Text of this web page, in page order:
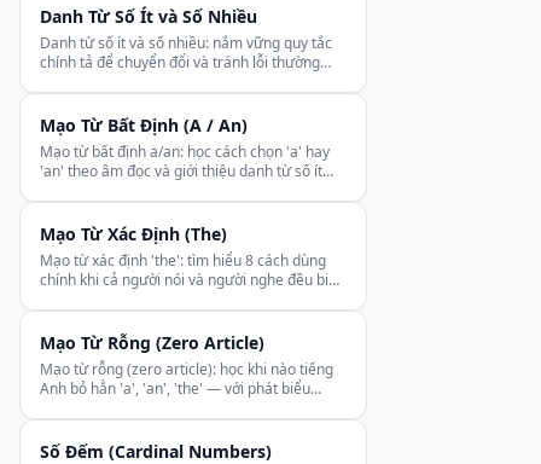
Danh Từ Số Ít và Số Nhiều
Danh từ số ít và số nhiều: nắm vững quy tắc
chính tả để chuyển đổi và tránh lỗi thường
Mạo Từ Bất Định (A / An)
Mạo từ bất định a/an: học cách chọn 'a' hay
'an' theo âm đọc và giới thiệu danh từ số ít
Mạo Từ Xác Định (The)
Mạo từ xác định 'the': tìm hiểu 8 cách dùng
chính khi cả người nói và người nghe đều biết
Mạo Từ Rỗng (Zero Article)
Mạo từ rỗng (zero article): học khi nào tiếng
Anh bỏ hẳn 'a', 'an', 'the' — với phát biểu
Số Đếm (Cardinal Numbers)